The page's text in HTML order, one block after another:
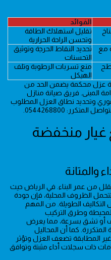
الفوائد
تقليل استهلاك الطاقة
وتحسن الراحة الحرارية
مع
تحديد النقاط الحرجة وتوثيق
التحسنات
منع تسربات الرطوبة وتلف
الهيكل
عزل محكمة يضمن الحد من
المبنى. فريق صيانة منازل
فوري وتحديد نطاق العزل المطلوب
0544268800.
غيار منخفضة
والمتانة
من عمر البناء. في الرياض حيث
الظروف المحلية، فإن جودة
التكاليف الطويلة. من المهم
المحيطة وطرق التركيب
أو تشق بسرعة، مما يعرض
كما أن المحاليل
غير المطابقة تضعف العزل وتؤثر
ذات سجلات أداء مثبتة وتوافق